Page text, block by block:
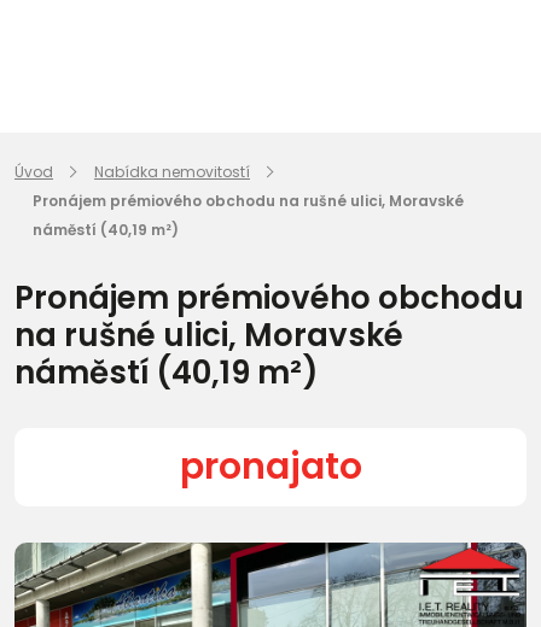
Úvod
Nabídka nemovitostí
Pronájem prémiového obchodu na rušné ulici, Moravské
náměstí (40,19 m²)
Pronájem prémiového obchodu
na rušné ulici, Moravské
náměstí (40,19 m²)
pronajato